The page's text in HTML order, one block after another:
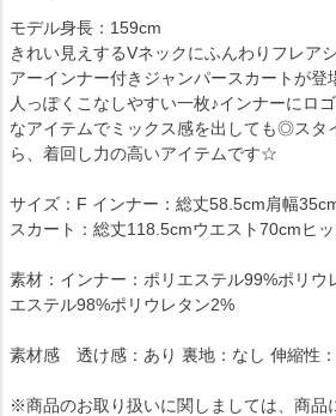
モデル身長：159cm
きれい見えするVネックにふんわりフレア
アーインナー付きジャンパースカートが
人っぽくこなしやすい一枚♪インナーにロ
なアイテムでミックス感を出しても◎スタ
ら、着回し力の高いアイテムです☆
サイズ：F インナー：総丈58.5cm肩幅
スカート：総丈118.5cmウエスト70cmヒ
素材：インナー：ポリエステル99%ポリウ
エステル98%ポリウレタン2%
素材感 透け感：あり 裏地：なし 伸縮性
※商品のお取り扱いに関しましては、商品